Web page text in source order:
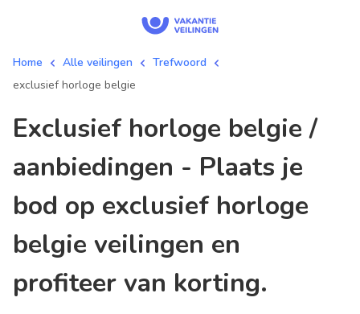
Home Alle veilingen
Trefwoord
exclusief horloge belgie
exclusief horloge belgie /
aanbiedingen - Plaats je
bod op exclusief horloge
belgie veilingen en
profiteer van korting.